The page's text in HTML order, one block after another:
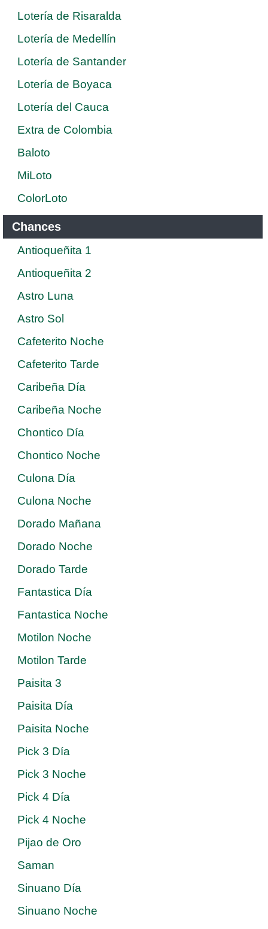
Lotería de Risaralda
Lotería de Medellín
Lotería de Santander
Lotería de Boyaca
Lotería del Cauca
Extra de Colombia
Baloto
MiLoto
ColorLoto
Chances
Antioqueñita 1
Antioqueñita 2
Astro Luna
Astro Sol
Cafeterito Noche
Cafeterito Tarde
Caribeña Día
Caribeña Noche
Chontico Día
Chontico Noche
Culona Día
Culona Noche
Dorado Mañana
Dorado Noche
Dorado Tarde
Fantastica Día
Fantastica Noche
Motilon Noche
Motilon Tarde
Paisita 3
Paisita Día
Paisita Noche
Pick 3 Día
Pick 3 Noche
Pick 4 Día
Pick 4 Noche
Pijao de Oro
Saman
Sinuano Día
Sinuano Noche